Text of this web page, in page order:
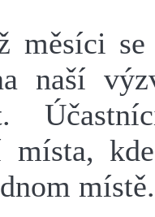
měsíci
naší
místa,
místě.